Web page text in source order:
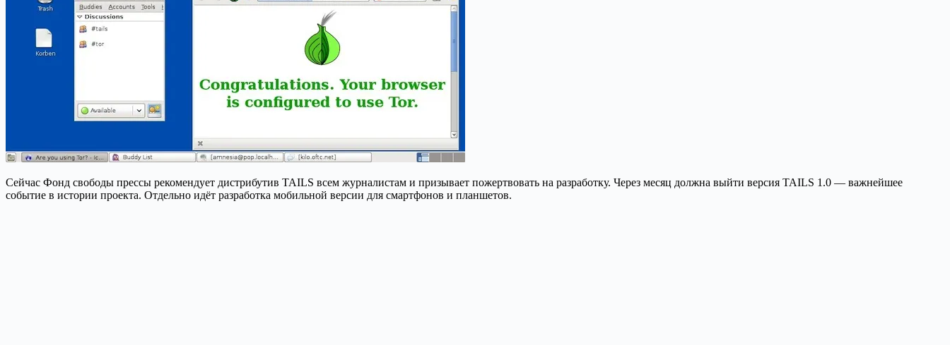
Сейчас Фонд свободы прессы рекомендует дистрибутив TAILS всем журналистам и призывает пожертвовать на разработку. Через месяц должна выйти версия TAILS 1.0 — важнейшее
событие в истории проекта. Отдельно идёт разработка мобильной версии для смартфонов и планшетов.